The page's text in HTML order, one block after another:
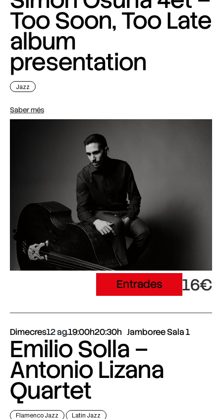
Too Soon, Too Late
album
presentation
Jazz
Saber més
Entrades 16€
Dimecres12 ag.19:00h20:30h Jamboree Sala 1
Emilio Solla –
Antonio Lizana
Quartet
Flamenco Jazz Latin Jazz